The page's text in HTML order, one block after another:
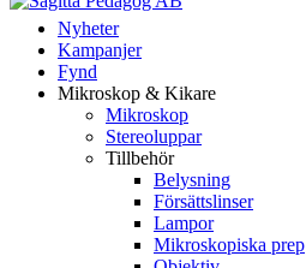
Nyheter
Kampanjer
Fynd
Mikroskop & Kikare
Mikroskop
Stereoluppar
Tillbehör
Belysning
Försättslinser
Lampor
Mikroskopiska prep